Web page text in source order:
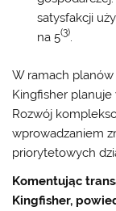
satysfakcji
na 5(3).
W ramach
Kingfisher
Rozwój
wprowadzaniem
priorytetowych
Komentując
Kingfisher,